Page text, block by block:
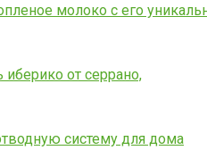
молоко с его
от серрано,
систему для дома